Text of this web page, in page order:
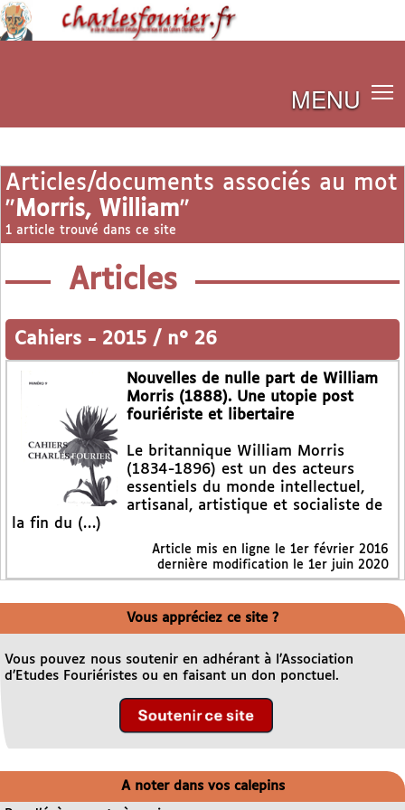
MENU
Articles/documents associés au mot
"Morris, William"
1 article trouvé dans ce site
Articles
Cahiers - 2015 / n° 26
Nouvelles de nulle part de William
Morris (1888). Une utopie post
fouriériste et libertaire
Le britannique William Morris
(1834-1896) est un des acteurs
essentiels du monde intellectuel,
artisanal, artistique et socialiste de
la fin du (…)
Article mis en ligne le 1er février 2016
dernière modification le 1er juin 2020
Vous appréciez ce site ?
Vous pouvez nous soutenir en adhérant à l’Association
d’Etudes Fouriéristes ou en faisant un don ponctuel.
A noter dans vos calepins